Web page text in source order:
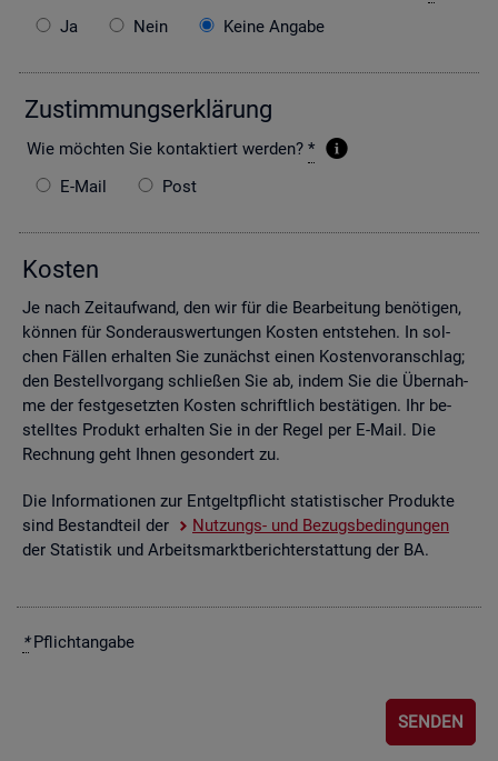
Ja
Nein Keine Angabe
Zu­stim­mungs­er­klä­rung
Wie möch­ten Sie kon­tak­tiert wer­den? *
E-Mail
Post
Kos­ten
Je nach Zeit­auf­wand, den wir für die Be­ar­bei­tung be­nö­ti­gen,
kön­nen für Son­der­aus­wer­tun­gen Kos­ten ent­ste­hen. In sol­
chen Fäl­len er­hal­ten Sie zu­nächst einen Kos­ten­vor­anschlag;
den Be­stell­vor­gang schlie­ßen Sie ab, indem Sie die Über­nah­
me der fest­ge­setz­ten Kos­ten schrift­lich be­stä­ti­gen. Ihr be­
stell­tes Pro­dukt er­hal­ten Sie in der Regel per E-Mail. Die
Rech­nung geht Ihnen ge­son­dert zu.
Die In­for­ma­tio­nen zur Ent­gelt­pflicht sta­tis­ti­scher Pro­duk­te
sind Be­stand­teil der
Nut­zungs- und Be­zugs­be­din­gun­gen
der Sta­tis­tik und Ar­beits­markt­be­richt­erstat­tung der BA.
*Pflicht­an­ga­be